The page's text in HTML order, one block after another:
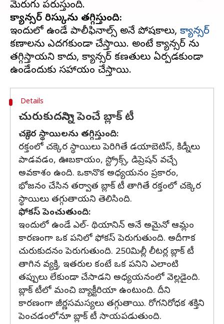
క్యాన్సర్ రిస్కును తగ్గిస్తుంది:
ఇందులో ఉండే పాలీఫినాల్స్ అనే పోషకాలు, క్యాన్సర్
కణాలను ఎదగకుండా చేస్తాయి. అంటే క్యాన్సర్ ను
తగ్గిస్తాయని కాదు, క్యాన్సర్ కణతులు ఏర్పడకుండా
Details
చురుకుదనాన్ని పెంచే బ్లాక్ టీ
చక్కెర స్థాయిలను తగ్గిస్తుంది:
రక్తంలో చక్కెర స్థాయిలు పెరిగితే డయాబెటిస్, కిడ్నీలు
పాడవడం, ఊబకాయం, స్ట్రోక్స్, డిప్రెషన్ వచ్చే
అవకాశం ఉంది. ఒకానొక అధ్యయనం ప్రకారం,
భోజనం చేసిన తర్వాత బ్లాక్ టీ తాగితే రక్తంలో చక్కెర
స్థాయిలు తగ్గుతాయని తెలిసింది.
ఫోకస్ పెంచుతుంది:
ఇందులో ఉండే ఎల్- థియానిన్ అనే అమైనో ఆమ్లం
కారణంగా ఒక పనిలో ఫోకస్ పెరుగుతుంది. అదీగాక
చురుకుదనం పెరుగుతుంది. 250మిల్లీ లీటర్ల బ్లాక్ టీ
తాగిన వ్యక్తి, ఇతరుల కంటే ఒక పనిని ఎలాంటి
తప్పులు లేకుండా చేసాడని అధ్యయనంలో వెల్లడైంది.
బ్లాక్ టీలో మంచి బ్యాక్టీరియా ఉంటుంది. దీని
కారణంగా జీర్ణసమస్యలు తగ్గుతాయి. రోగనిరోధక శక్తిని
పెంచడంలోనూ బ్లాక్ టీ సాయపడుతుంది.